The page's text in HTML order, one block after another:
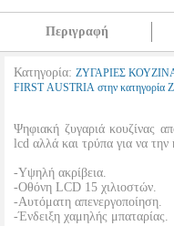
Περιγραφή
Κατηγορία: ΖΥΓΑΡΙΕΣ
FIRST AUSTRIA στην
Ψηφιακή ζυγαριά κουζίνας
lcd αλλά και τρύπα για να την
-Υψηλή ακρίβεια.
-Οθόνη LCD 15 χιλιοστών.
-Αυτόματη απενεργοποίηση.
-Ένδειξη χαμηλής μπαταρίας.